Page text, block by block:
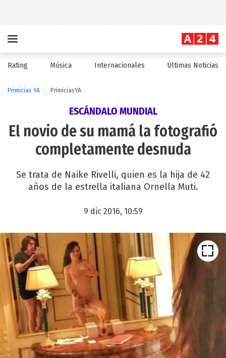
Rating Música Internacionales Últimas Noticias
Primicias YA PrimiciasYA
ESCÁNDALO MUNDIAL
El novio de su mamá la fotografió
completamente desnuda
Se trata de Naike Rivelli, quien es la hija de 42
años de la estrella italiana Ornella Muti.
9 dic 2016, 10:59